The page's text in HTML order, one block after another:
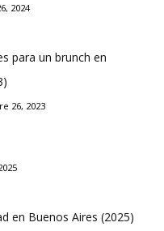
2024
para un brunch en
26, 2023
en Buenos Aires (2025)